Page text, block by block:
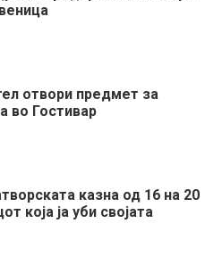
отвори предмет за
во Гостивар
казна од 16 на 20
која ја уби својата